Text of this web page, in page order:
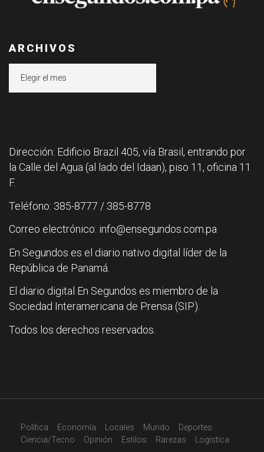
ARCHIVOS
Dirección: Edificio Brazil 405, vía Brasil, entrando por
la Calle del Agua (al lado del Idaan), piso 11, oficina 11
F.
Teléfono: 385-8777 / 385-8778
Correo electrónico: info@ensegundos.com.pa
En Segundos es el diario nativo digital líder de la
República de Panamá.
El diario digital En Segundos es miembro de la
Sociedad Interamericana de Prensa (SIP).
Todos los derechos reservados.
Política Economía Locales Mundo
Deportes
Ciencia/Tecno
Opinión Estilos Rarezas Logística